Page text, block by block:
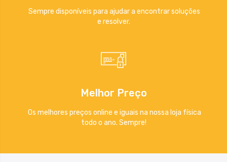
Sempre disponíveis para ajudar a encontrar soluções
e resolver.
Melhor Preço
Os melhores preços online e iguais na nossa loja física
todo o ano. Sempre!